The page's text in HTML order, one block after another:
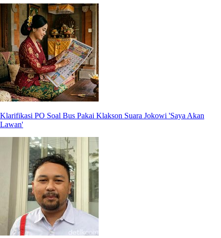
Klarifikasi PO Soal Bus Pakai Klakson Suara Jokowi 'Saya Akan
Lawan'